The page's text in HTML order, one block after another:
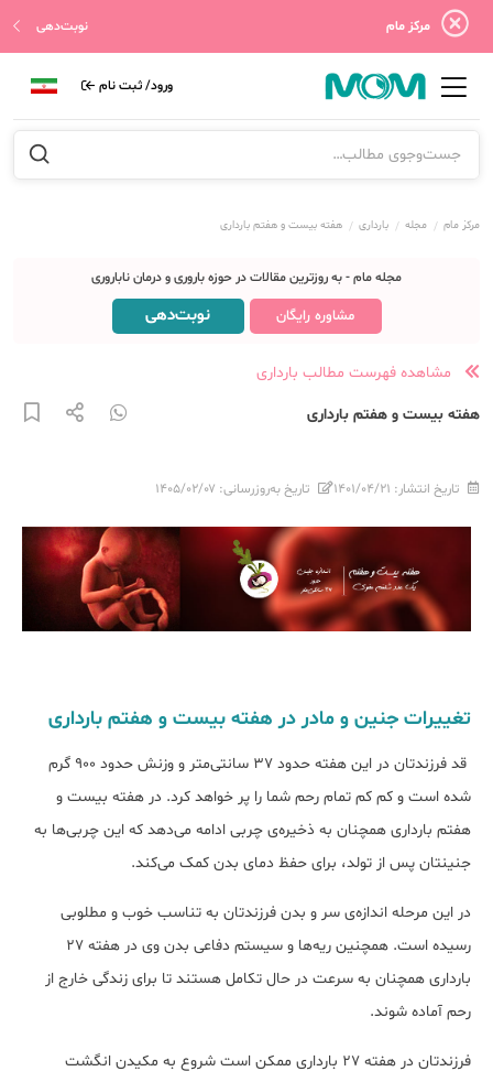
مرکز مام نوبت‌دهی
ورود/ ثبت نام
مرکز مام مجله بارداری هفته بیست و هفتم بارداری
مجله مام - به روزترین مقالات در حوزه باروری و درمان ناباروری
مشاوره رایگان نوبت‌دهی
مشاهده فهرست مطالب بارداری
هفته بیست و هفتم بارداری
تاریخ انتشار: ۱۴۰۱/۰۴/۲۱ تاریخ به‌روزرسانی: ۱۴۰۵/۰۲/۰۷
تغییرات جنین و مادر در هفته بیست و هفتم بارداری
قد فرزندتان در این هفته حدود 37 سانتی‌متر و وزنش حدود 900 گرم
شده است و کم کم تمام رحم شما را پر خواهد کرد. در هفته بیست و
هفتم بارداری همچنان به ذخیره‌ی چربی ادامه می‌دهد که این چربی‌ها به
جنینتان پس از تولد، برای حفظ دمای بدن کمک می‌کند.
در این مرحله اندازه‌ی سر و بدن فرزندتان به تناسب خوب و مطلوبی
رسیده است. همچنین ریه‌ها و سیستم دفاعی بدن وی در هفته 27
بارداری همچنان به سرعت در حال تکامل هستند تا برای زندگی خارج از
رحم آماده شوند.
فرزندتان در هفته 27 بارداری ممکن است شروع به مکیدن انگشت